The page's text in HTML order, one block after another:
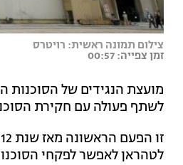
צילום תמונה ראשית: רויטרס
זמן צפייה: 00:57
מועצת הנגידים של הסוכנות
לשתף פעולה עם חקירת
לטהראן לאפשר לפקחי